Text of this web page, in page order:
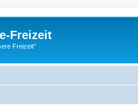
Freizeit
Freizeit"